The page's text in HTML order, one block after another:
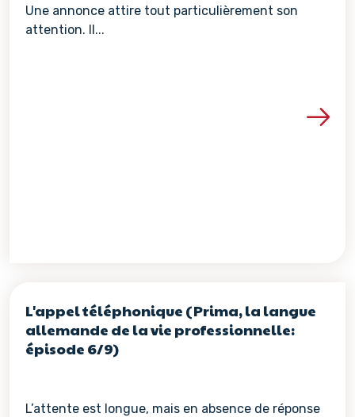
Une annonce attire tout particulièrement son
attention. Il...
Voir les détails de la
L'appel téléphonique (Prima, la langue
allemande de la vie professionnelle:
épisode 6/9)
L’attente est longue, mais en absence de réponse